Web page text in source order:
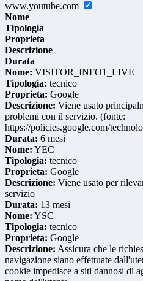
www.youtube.com
Nome
Tipologia
Proprieta
Descrizione
Durata
Nome: VISITOR_INFO1_LIVE
Tipologia: tecnico
Proprieta: Google
Descrizione: Viene usato
problemi con il servizio. (fonte:
https://policies.google.com/
Durata: 6 mesi
Nome: YEC
Tipologia: tecnico
Proprieta: Google
Descrizione: Viene usato per
servizio
Durata: 13 mesi
Nome: YSC
Tipologia: tecnico
Proprieta: Google
Descrizione: Assicura che le
navigazione siano effettuate
cookie impedisce a siti dannosi di